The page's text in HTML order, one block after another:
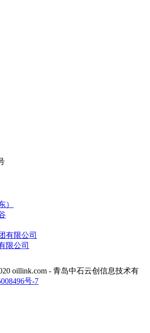
）
有限公司
限公司
oillink.com - 青岛中石云创信息技术有
号-7